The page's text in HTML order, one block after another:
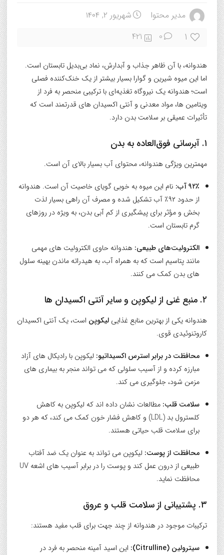
مدیر محتوا شهریور ۲, ۱۴۰۴
1
0
421
هندوانه، با آن ظاهر جذاب و آبدارش، نماد بی‌بدیل تابستان است.
اما این میوه شیرین و گوارا بسیار بیشتر از یک خنک‌کننده فصلی
است؛ هندوانه یک نیروگاه تغذیه‌ای با ترکیبی منحصر به فرد از
ویتامین ها، مواد معدنی و آنتی اکسیدان های قدرتمند است که
تأثیرات عمیقی بر سلامت بدن دارد.
۱. آبرسانی فوق‌العاده به بدن
مهمترین ویژگی هندوانه، محتوای آب بسیار بالای آن است.
۹۲٪ آب:
نام این میوه به خوبی گویای خاصیت آن است. هندوانه
از حدود ۹۲٪ آب تشکیل شده و مصرف آن راهی بسیار لذت
بخش و مؤثر برای پیشگیری از کم آبی بدن، به ویژه در روزهای
گرم تابستان است.
الکترولیت‌های طبیعی: هندوانه حاوی الکترولیت های مهمی
مانند پتاسیم است که به همراه آب، به هیدراته ماندن بهینه سلول
های بدن کمک می کنند.
۲. منبع غنی از لیکوپن و سایر آنتی اکسیدان ها
هندوانه یکی از بهترین منابع غذایی لیکوپن است، یک آنتی اکسیدان
کاروتنوئیدی قوی.
محافظت در برابر استرس اکسیداتیو: لیکوپن با رادیکال های آزاد
مبارزه کرده و از آسیب سلولی که می تواند منجر به بیماری های
مزمن شود، جلوگیری می کند.
سلامت قلب: مطالعات نشان داده اند که لیکوپن به کاهش
کلسترول بد (LDL) و کاهش فشار خون کمک می کند، که هر دو
برای سلامت قلب حیاتی هستند.
محافظت از پوست: لیکوپن می تواند به عنوان یک ضد آفتاب
طبیعی از درون عمل کند و پوست را در برابر آسیب های اشعه UV
محافظت نماید.
۳. پشتیبانی از سلامت قلب و عروق
ترکیبات موجود در هندوانه از چند جهت برای قلب مفید هستند:
سیترولین (Citrulline):
این اسید آمینه منحصر به فرد در